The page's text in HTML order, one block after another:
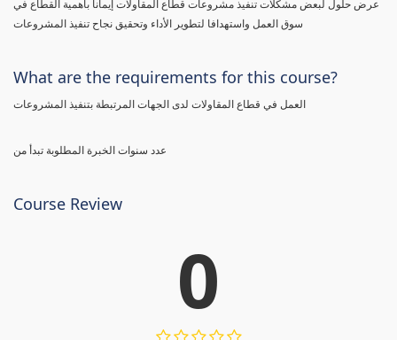
عرض حلول لبعض مشكلات تنفيذ مشروعات قطاع المقاولات إيمانا بأهمية القطاع في
سوق العمل واستهدافا لتطوير الأداء وتحقيق نجاح تنفيذ المشروعات
What are the requirements for this course?
عدد سنوات الخبرة المطلوبة تبدأ من
Course Review
0